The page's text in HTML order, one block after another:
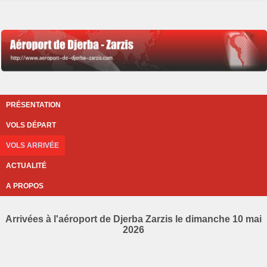
PRÉSENTATION
VOLS DÉPART
VOLS ARRIVÉE
ACTUALITÉ
A PROPOS
Arrivées à l'aéroport de Djerba Zarzis le dimanche 10 mai
2026